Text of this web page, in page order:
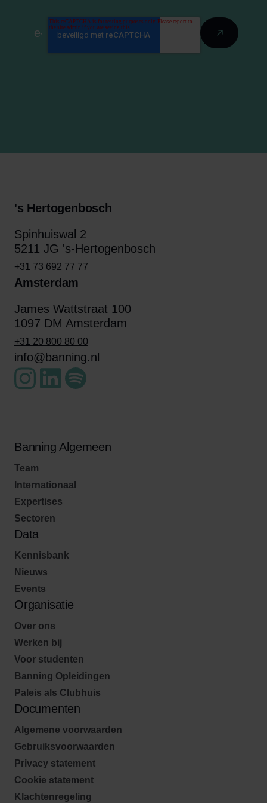
's Hertogenbosch
Spinhuiswal 2
5211 JG 's-Hertogenbosch
+31 73 692 77 77
Amsterdam
James Wattstraat 100
1097 DM Amsterdam
+31 20 800 80 00
info@banning.nl
Banning Algemeen
Team
Internationaal
Expertises
Sectoren
Data
Kennisbank
Nieuws
Events
Organisatie
Over ons
Werken bij
Voor studenten
Banning Opleidingen
Paleis als Clubhuis
Documenten
Algemene voorwaarden
Gebruiksvoorwaarden
Privacy statement
Cookie statement
Klachtenregeling